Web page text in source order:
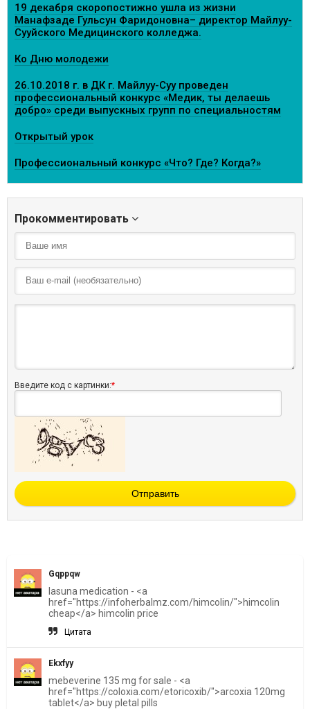
19 декабря скоропостижно ушла из жизни
Манафзаде Гульсун Фаридоновна– директор Майлуу-
Сууйского Медицинского колледжа.
Ко Дню молодежи
26.10.2018 г. в ДК г. Майлуу-Суу проведен
профессиональный конкурс «Медик, ты делаешь
добро» среди выпускных групп по специальностям
Открытый урок
Профессиональный конкурс «Что? Где? Когда?»
Прокомментировать
Введите код с картинки:*
Отправить
Gqppqw
lasuna medication - <a
href="https://infoherbalmz.com/himcolin/">himcolin
cheap</a> himcolin price
Цитата
Ekxfyy
mebeverine 135 mg for sale - <a
href="https://coloxia.com/etoricoxib/">arcoxia 120mg
tablet</a> buy pletal pills